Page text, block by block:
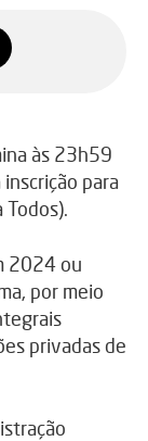
às 23h59
para
2024 ou
por meio
privadas de